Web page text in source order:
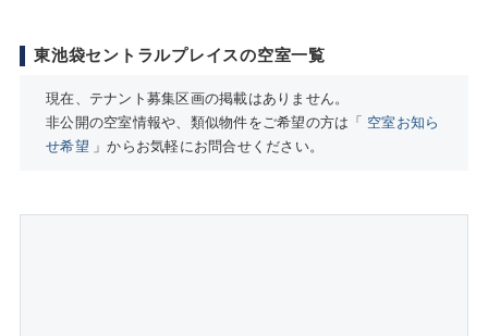
東池袋セントラルプレイスの空室一覧
現在、テナント募集区画の掲載はありません。
非公開の空室情報や、類似物件をご希望の方は「 空室お知ら
せ希望 」からお気軽にお問合せください。